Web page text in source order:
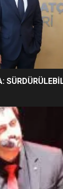
YÖNETİM NASIL